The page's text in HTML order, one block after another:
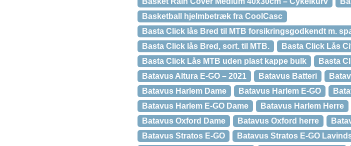
Basketball hjelmbetræk fra CoolCasc
Basta Click lås Bred til MTB forsikringsgodkendt m.
Basta Click lås Bred, sort. til MTB.
Basta Click Lås
Basta Click Lås MTB uden plast kappe bulk
Basta
Batavus Altura E-GO – 2021
Batavus Batteri
Batavus Harlem Dame
Batavus Harlem E-GO
Batavus Harlem E-GO Dame
Batavus Harlem Herre
Batavus Oxford Dame
Batavus Oxford herre
Batavus Stratos E-GO
Batavus Stratos E-GO